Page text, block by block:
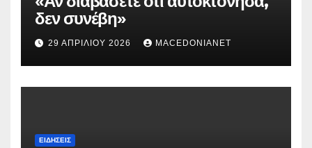
δεν συνέβη»
29 ΑΠΡΙΛΊΟΥ 2026 MACEDONIANET
ΕΙΔΉΣΕΙΣ